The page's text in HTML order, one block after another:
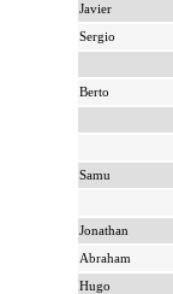
Javier
Sergio
Berto
Samu
Jonathan
Abraham
Hugo